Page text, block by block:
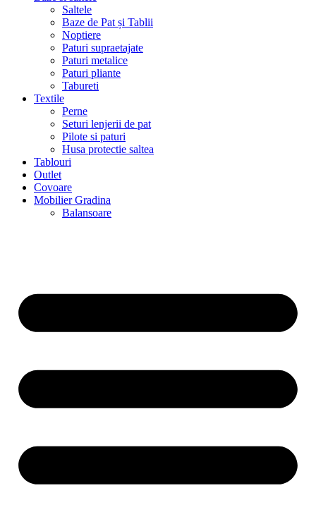
Saltele
Baze de Pat și Tablii
Noptiere
Paturi supraetajate
Paturi metalice
Paturi pliante
Tabureti
Textile
Perne
Seturi lenjerii de pat
Pilote si paturi
Husa protectie saltea
Tablouri
Outlet
Covoare
Mobilier Gradina
Balansoare